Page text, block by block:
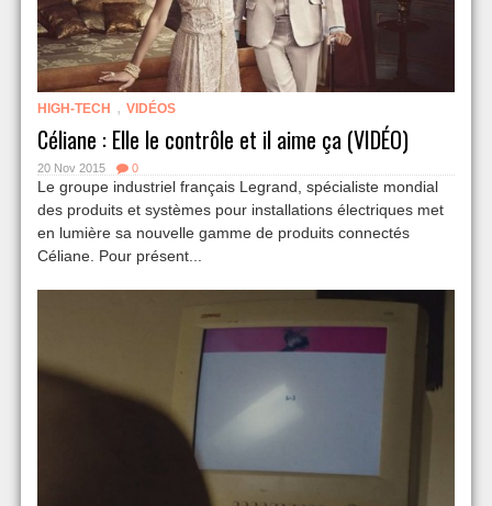
HIGH-TECH , VIDÉOS
Céliane : Elle le contrôle et il aime ça (VIDÉO)
20 Nov 2015 0
Le groupe industriel français Legrand, spécialiste mondial
des produits et systèmes pour installations électriques met
en lumière sa nouvelle gamme de produits connectés
Céliane. Pour présent...